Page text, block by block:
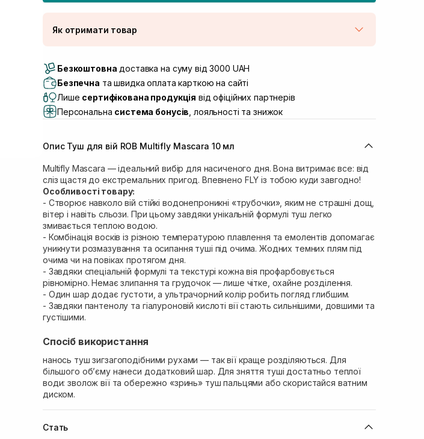
Як отримати товар
Самовивіз м. Луцьк, вул. Винниченка 4
Самовивіз м. Львів, вул. Академіка Підстригача, 1В
(Duck’s Lake)
Самовивіз м. Львів, вул. Івана Франка 36
Самовивіз м. Львів, вул. Степана Бандери 45 В наявності
Самовивіз м. Рівне, вул. Кулика і Гудачека 23 (ТЦ
Безкоштовна доставка на суму від 3000 UAH
Безпечна та швидка оплата карткою на сайті
Лише сертифікована продукція від офіційних партнерів
Персональна система бонусів , лояльності та знижок
Опис Туш для вій ROB Multifly Mascara 10 мл
Multifly Mascara — ідеальний вибір для насиченого дня. Вона витримає все: від
сліз щастя до екстремальних пригод. Впевнено FLY із тобою куди завгодно!
Особливості товару:
- Створює навколо вій стійкі водонепроникні «трубочки», яким не страшні дощ,
вітер і навіть сльози. При цьому завдяки унікальній формулі туш легко
змивається теплою водою.
- Комбінація восків із різною температурою плавлення та емолентів допомагає
уникнути розмазування та осипання туші під очима. Жодних темних плям під
очима чи на повіках протягом дня.
- Завдяки спеціальній формулі та текстурі кожна вія профарбовується
рівномірно. Немає злипання та грудочок — лише чітке, охайне розділення.
- Один шар додає густоти, а ультрачорний колір робить погляд глибшим.
- Завдяки пантенолу та гіалуроновій кислоті вії стають сильнішими, довшими та
густішими.
Спосіб використання
нанось туш зигзагоподібними рухами — так вії краще розділяються. Для
більшого об’єму нанеси додатковий шар. Для зняття туші достатньо теплої
води: зволож вії та обережно «зринь» туш пальцями або скористайся ватним
диском.
Стать